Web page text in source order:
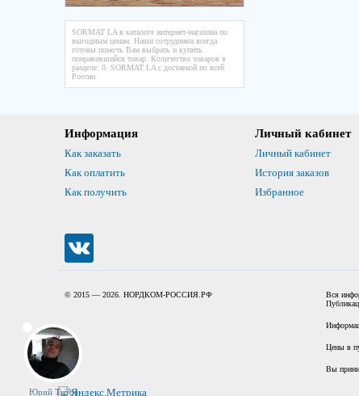
Юрий Титов
SORMAT LA в каталоге интернет-магазина по
выгодным ценам. Наши сотрудники всегда
готовы помочь Вам выбрать и купить
понравившийся товар. Количество товаров в
разделе: 0. SORMAT LA с доставкой по всей
России.
Информация
Как заказать
Как оплатить
Как получить
Личный кабинет
Личный кабинет
История заказов
Избранное
© 2015 — 2026. НОРДКОМ-РОССИЯ.РФ
Вся
Цены в
Вы